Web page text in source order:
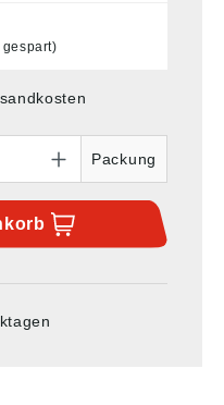
gespart)
Packung